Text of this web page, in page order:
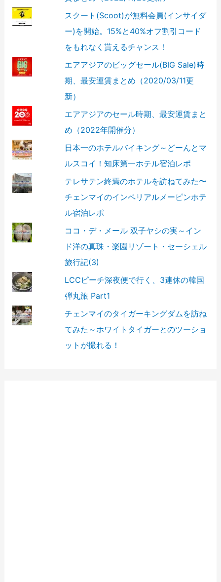
スクート(Scoot)が無料会員(インサイダ
ー)を開始。15%と40%オフ割引コード
をもれなく貰えるチャンス！
エアアジアのビッグセール(BIG Sale)時
期、最安運賃まとめ（2020/03/11更
新）
エアアジアのセール時期、最安運賃まと
め（2022年開催分）
日本一のホテルバイキング～どーんとマ
ルスコイ！知床第一ホテル宿泊レポ
テレサテン終焉のホテルを訪ねてみた〜
チェンマイのインペリアルメーピンホテ
ル宿泊レポ
ココ・デ・メール 双子ヤシの実～イン
ド洋の真珠・楽園リゾート・セーシェル
旅行記(3)
LCCピーチ深夜便で行く、3連休の韓国
弾丸旅 Part1
チェンマイのタイガーキングダムを訪ね
てみた～ホワイトタイガーとのツーショ
ットが撮れる！